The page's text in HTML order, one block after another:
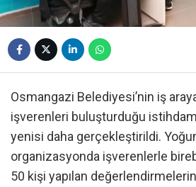
Osmangazi Belediyesi’nin iş
işverenleri buluşturduğu istihdam
yenisi daha gerçekleştirildi.
organizasyonda işverenlerle
50 kişi yapılan